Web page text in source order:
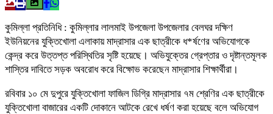
কুমিল্লা প্রতিনিধি : কুমিল্লার লালমাই উপজেলা উপজেলার বেলঘর দক্ষিণ
ইউনিয়নের যুক্তিখোলা এলাকায় মাদ্রাসার এক ছাত্রীকে ধ*র্ষণের অভিযোগকে
কেন্দ্র করে উত্তপ্ত পরিস্থিতির সৃষ্টি হয়েছে। অভিযুক্তের গ্রেপ্তার ও দৃষ্টান্তমূলক
শাস্তির দাবিতে সড়ক অবরোধ করে বিক্ষোভ করেছেন মাদ্রাসার শিক্ষার্থীরা।
রবিবার ১০ মে দুপুরে যুক্তিখোলা ফাজিল ডিগ্রি মাদ্রাসার ৭ম শ্রেণির এক ছাত্রীকে
যুক্তিখোলা বাজারের একটি দোকানে আটকে রেখে ধর্ষণ করা হয়েছে বলে অভিযোগ